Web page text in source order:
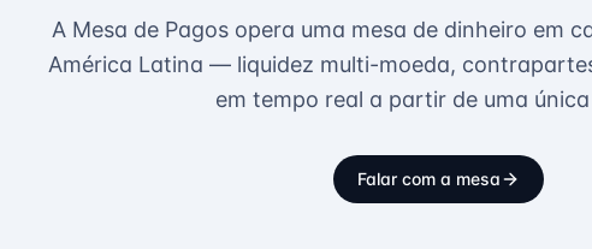
A Mesa de Pagos opera uma mesa de dinheiro em
América Latina — liquidez multi-moeda,
em tempo real a partir de uma
Falar com a mesa